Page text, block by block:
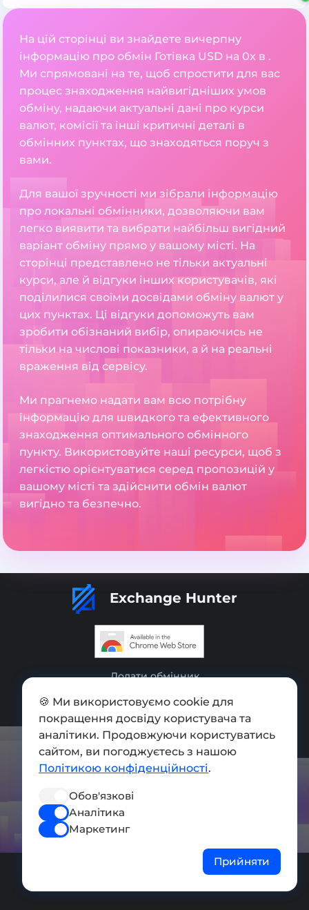
На цій сторінці ви знайдете вичерпну
інформацію про обмін Готівка USD на 0x в .
Ми спрямовані на те, щоб спростити для вас
процес знаходження найвигідніших умов
обміну, надаючи актуальні дані про курси
валют, комісії та інші критичні деталі в
обмінних пунктах, що знаходяться поруч з
вами.
Для вашої зручності ми зібрали інформацію
про локальні обмінники, дозволяючи вам
легко виявити та вибрати найбільш вигідний
варіант обміну прямо у вашому місті. На
сторінці представлено не тільки актуальні
курси, але й відгуки інших користувачів, які
поділилися своїми досвідами обміну валют у
цих пунктах. Ці відгуки допоможуть вам
зробити обізнаний вибір, опираючись не
тільки на числові показники, а й на реальні
враження від сервісу.
Ми прагнемо надати вам всю потрібну
інформацію для швидкого та ефективного
знаходження оптимального обмінного
пункту. Використовуйте наші ресурси, щоб з
легкістю орієнтуватися серед пропозицій у
вашому місті та здійснити обмін валют
вигідно та безпечно.
Exchange Hunter
Додати обмінник
Мапа сайту
Press kit
Умови використання
Політика конфіденційності
СОЦ. МЕРЕЖІ
🍪 Ми використовуємо cookie для
покращення досвіду користувача та
аналітики. Продовжуючи користуватись
сайтом, ви погоджуєтесь з нашою
Політикою конфіденційності.
Обов'язкові
Аналітика
Маркетинг
Прийняти